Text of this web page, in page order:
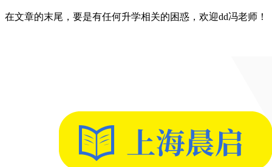
在文章的末尾，要是有任何升学相关的困惑，欢迎dd冯老师！